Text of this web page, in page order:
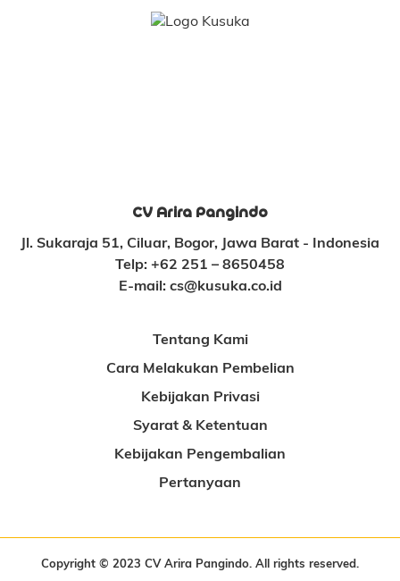
CV Arira Pangindo
Jl. Sukaraja 51, Ciluar, Bogor, Jawa Barat - Indonesia
Telp: +62 251 – 8650458
E-mail: cs@kusuka.co.id
Tentang Kami
Cara Melakukan Pembelian
Kebijakan Privasi
Syarat & Ketentuan
Kebijakan Pengembalian
Pertanyaan
Copyright © 2023 CV Arira Pangindo. All rights reserved.